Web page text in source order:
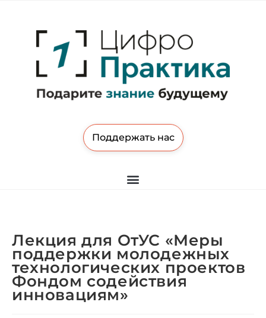
Поддержать нас
Лекция для ОтУС «Меры
поддержки молодежных
технологических проектов
Фондом содействия
инновациям»